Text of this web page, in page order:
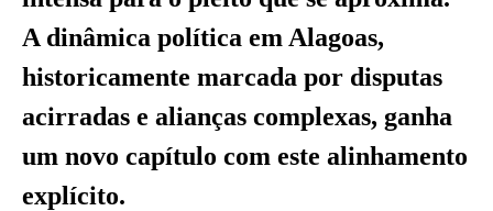
A dinâmica política em Alagoas,
historicamente marcada por disputas
acirradas e alianças complexas, ganha
um novo capítulo com este alinhamento
explícito.